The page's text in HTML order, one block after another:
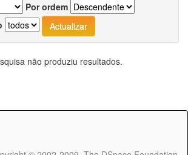
Por ordem
não produziu resultados.